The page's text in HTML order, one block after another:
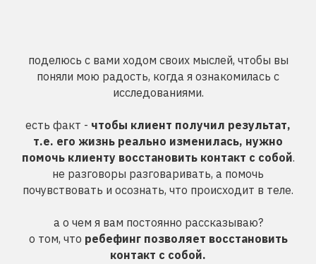
поделюсь с вами ходом своих мыслей, чтобы вы
поняли мою радость, когда я ознакомилась с
исследованиями.
есть факт - чтобы клиент получил результат,
т.е. его жизнь реально изменилась, нужно
помочь клиенту восстановить контакт с собой.
не разговоры разговаривать, а помочь
почувствовать и осознать, что происходит в теле.
а о чем я вам постоянно рассказываю?
о том, что ребефинг позволяет восстановить
контакт с собой.